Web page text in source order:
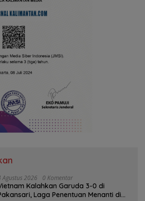
Agustus 2026 0 Komentar
Kalahkan Garuda 3-0 di
Laga Penentuan Menanti di